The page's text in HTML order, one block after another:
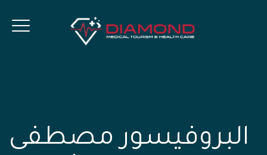
البروفيسور مصطفى